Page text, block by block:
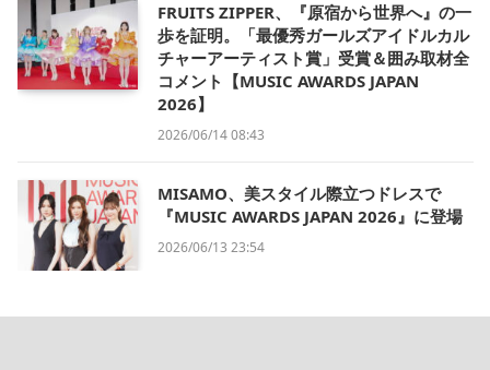
FRUITS ZIPPER、『原宿から世界へ』の一
歩を証明。「最優秀ガールズアイドルカル
チャーアーティスト賞」受賞＆囲み取材全
コメント【MUSIC AWARDS JAPAN
2026】
2026/06/14 08:43
MISAMO、美スタイル際立つドレスで
『MUSIC AWARDS JAPAN 2026』に登場
2026/06/13 23:54